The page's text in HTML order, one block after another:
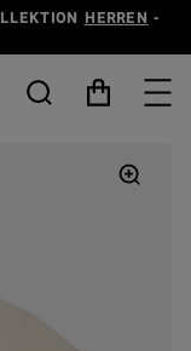
HERREN -